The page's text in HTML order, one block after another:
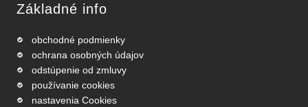
Základné info
obchodné podmienky
ochrana osobných údajov
odstúpenie od zmluvy
používanie cookies
nastavenia Cookies